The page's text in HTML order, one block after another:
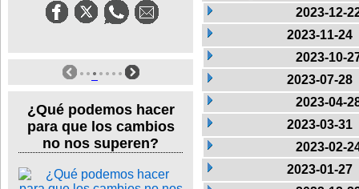
¿Qué podemos hacer
para que los cambios
no nos superen?
2023-12-
2023-11-24
2023-10-
2023-07-28
2023-04-
2023-03-31
2023-02-
2023-01-27